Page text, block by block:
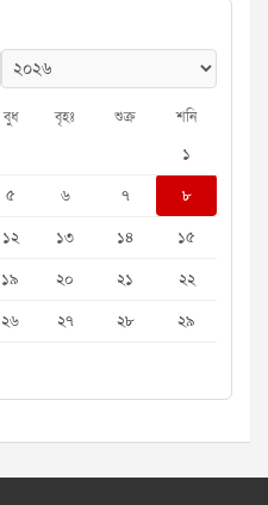
বুধ বৃহঃ শুক্র শনি
১
৫ ৬ ৭
৮
১২ ১৩ ১৪
১৫
১৯ ২০ ২১
২২
২৬ ২৭ ২৮
২৯